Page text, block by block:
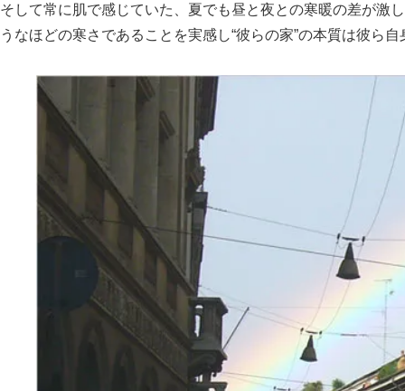
そして常に肌で感じていた、夏でも昼と夜との寒暖の差が激
うなほどの寒さであることを実感し“彼らの家”の本質は彼ら